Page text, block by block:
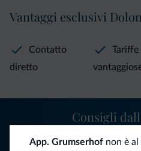
App. Grumserhof non è
Vantaggi esclusivi
Contatto
diretto
Tariffe
Consigli
Riceverai informazioni,